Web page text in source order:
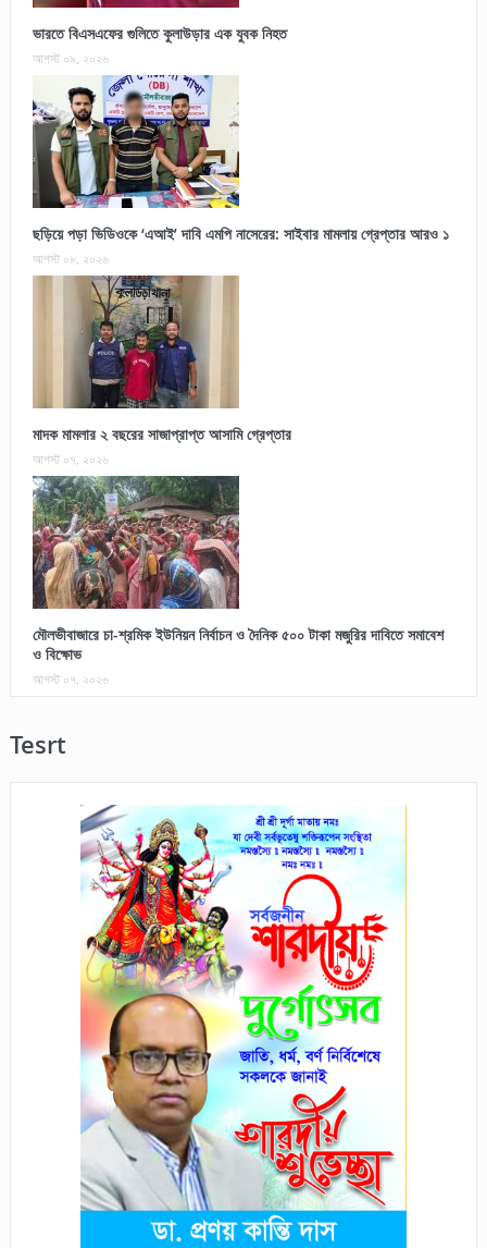
ভারতে বিএসএফের গুলিতে কুলাউড়ার এক যুবক নিহত
আগস্ট ০৯, ২০২৬
ছড়িয়ে পড়া ভিডিওকে ‘এআই’ দাবি এমপি নাসেরের: সাইবার মামলায় গ্রেপ্তার আরও ১
আগস্ট ০৮, ২০২৬
মাদক মামলার ২ বছরের সাজাপ্রাপ্ত আসামি গ্রেপ্তার
আগস্ট ০৭, ২০২৬
মৌলভীবাজারে চা-শ্রমিক ইউনিয়ন নির্বাচন ও দৈনিক ৫০০ টাকা মজুরির দাবিতে সমাবেশ
ও বিক্ষোভ
আগস্ট ০৭, ২০২৬
Tesrt